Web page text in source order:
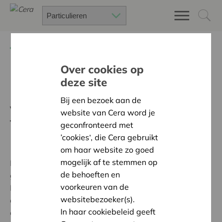
Band met KBC
Verankering KBC Groep en beheer
financieel patrimonium
Het financiële patrimonium van Cera bestaat voor het
grootste gedeelte uit deelnemingen in KBC Groep en
KBC Ancora.
KBC Ancora is een monoholding met als
enige actief KBC Groep-aandelen en is een
onrechtstreekse deelneming inKBC Groep
Over cookies op
deze site
Bij een bezoek aan de
website van Cera word je
geconfronteerd met
’cookies‘, die Cera gebruikt
om haar website zo goed
mogelijk af te stemmen op
de behoeften en
voorkeuren van de
websitebezoeker(s).
In haar cookiebeleid geeft